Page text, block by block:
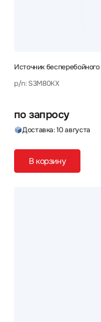
Источник
p/n: S3M80KX
по запросу
Доставка: 10 августа
В корзину